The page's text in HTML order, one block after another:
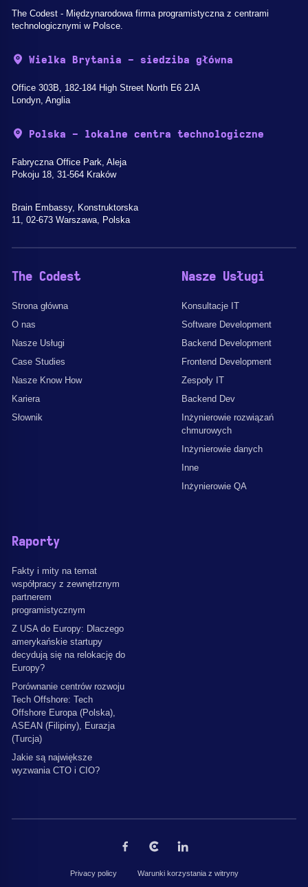
The Codest - Międzynarodowa firma programistyczna z centrami
technologicznymi w Polsce.
Wielka Brytania - siedziba główna
Office 303B, 182-184 High Street North E6 2JA
Londyn, Anglia
Polska - lokalne centra technologiczne
Fabryczna Office Park, Aleja
Pokoju 18, 31-564 Kraków
Brain Embassy, Konstruktorska
11, 02-673 Warszawa, Polska
The Codest
Strona główna
O nas
Nasze Usługi
Case Studies
Nasze Know How
Kariera
Słownik
Nasze Usługi
Konsultacje IT
Software Development
Backend Development
Frontend Development
Zespoły IT
Backend Dev
Inżynierowie rozwiązań
chmurowych
Inżynierowie danych
Inne
Inżynierowie QA
Raporty
Fakty i mity na temat
współpracy z zewnętrznym
partnerem
programistycznym
Z USA do Europy: Dlaczego
amerykańskie startupy
decydują się na relokację do
Europy?
Porównanie centrów rozwoju
Tech Offshore: Tech
Offshore Europa (Polska),
ASEAN (Filipiny), Eurazja
(Turcja)
Jakie są największe
wyzwania CTO i CIO?
Privacy policy Warunki korzystania z witryny